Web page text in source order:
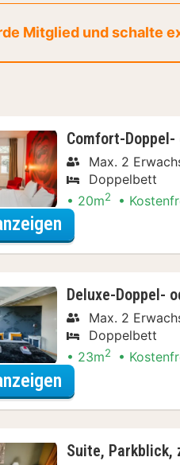
Mitglied und schalte
Comfort-
Max. 2
Doppelbett
20m2
Deluxe-Doppel-
Max. 2
Doppelbett
23m2
Suite, Parkblick,